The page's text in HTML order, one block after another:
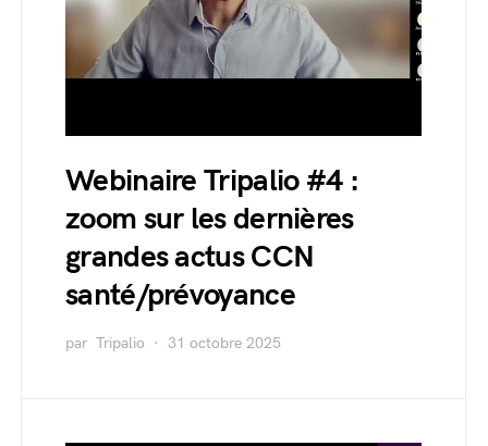
Webinaire Tripalio #4 :
zoom sur les dernières
grandes actus CCN
santé/prévoyance
par Tripalio 31 octobre 2025